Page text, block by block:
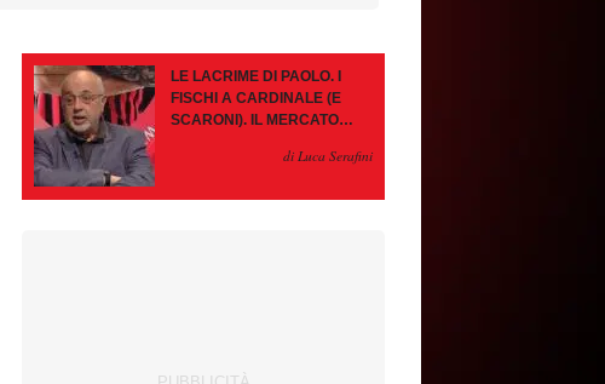
LE LACRIME DI PAOLO. I
FISCHI A CARDINALE (E
SCARONI). IL MERCATO
PAZIENZA, SE RESTA È
di Luca Serafini